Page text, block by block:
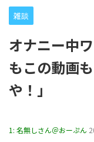
雑談
オナニー中
もこの動画
や！」
1: 名無しさん＠おーぷん